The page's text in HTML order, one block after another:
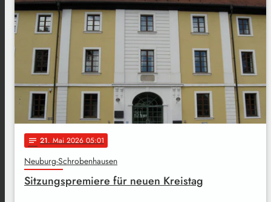
notes 21. Mai 2026 05:01
Neuburg-Schrobenhausen
Sitzungspremiere für neuen Kreistag